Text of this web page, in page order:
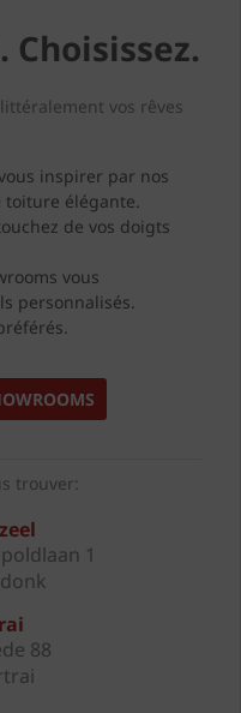
Choisissez.
vos rêves
inspirer par nos
élégante.
de vos doigts
vous
personnalisés.
trouver:
1
88